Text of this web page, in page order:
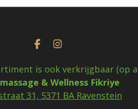
F
c
e
b
o
I
s
t
a
g
r
is ook verkrijgbaar (op
& Wellness Fikriye
31, 5371 BA Ravenstein